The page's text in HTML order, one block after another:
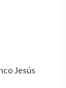
Jesús